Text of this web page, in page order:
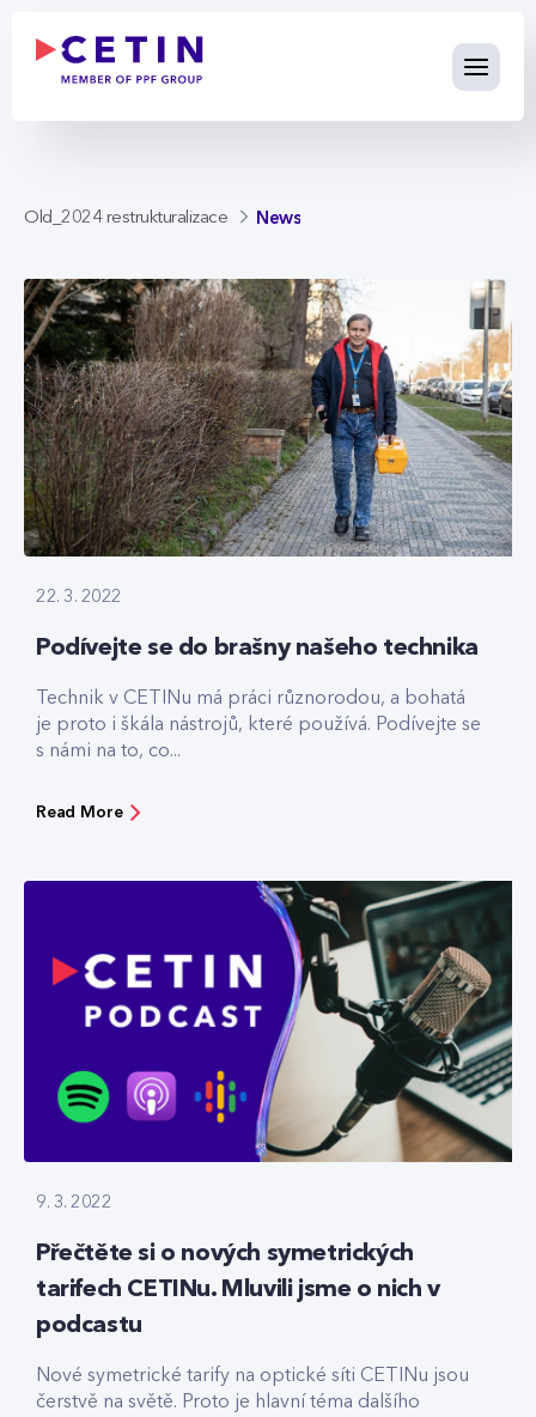
Old_2024 restrukturalizace News
22. 3. 2022
Podívejte se do brašny našeho technika
Technik v CETINu má práci různorodou, a bohatá
je proto i škála nástrojů, které používá. Podívejte se
s námi na to, co...
Read More
9. 3. 2022
Přečtěte si o nových symetrických
tarifech CETINu. Mluvili jsme o nich v
podcastu
Nové symetrické tarify na optické síti CETINu jsou
čerstvě na světě. Proto je hlavní téma dalšího